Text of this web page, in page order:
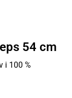
54 cm
i 100 %